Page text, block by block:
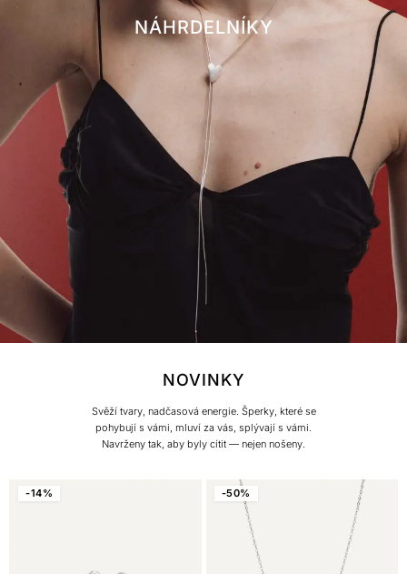
NÁHRDELNÍKY
NOVINKY
Svěží tvary, nadčasová energie. Šperky, které se
pohybují s vámi, mluví za vás, splývají s vámi.
Navrženy tak, aby byly cítit — nejen nošeny.
-14% -50%